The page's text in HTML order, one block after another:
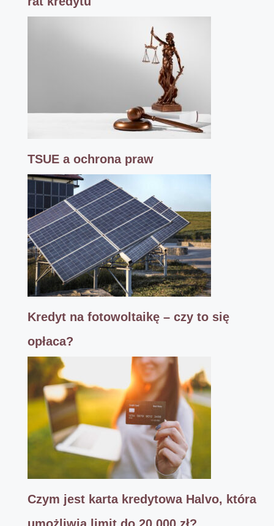
TSUE a ochrona praw
Kredyt na fotowoltaikę – czy to się
opłaca?
Czym jest karta kredytowa Halvo, która